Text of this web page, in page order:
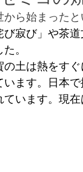
から始まった
び寂び」や茶
。
の土は熱をす
います。日本
ています。現